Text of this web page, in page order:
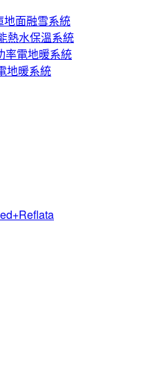
地面融雪系統
熱水保溫系統
率電地暖系統
地暖系統